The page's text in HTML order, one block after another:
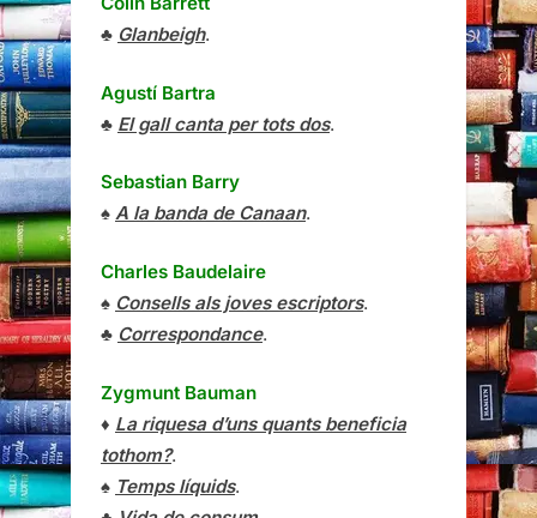
♣ Glanbeigh.
Agustí Bartra
♣ El gall canta per tots dos.
Sebastian Barry
♠ A la banda de Canaan.
Charles Baudelaire
♠ Consells als joves escriptors.
♣ Correspondance.
Zygmunt Bauman
♦ La riquesa d’uns quants beneficia
tothom?.
♠ Temps líquids.